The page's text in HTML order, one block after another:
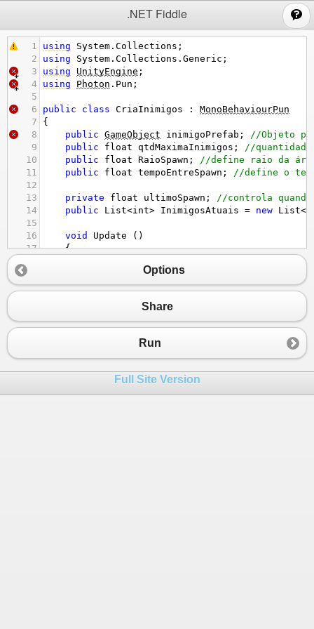
.NET Fiddle
1 using System . Collections ;
2
using System . Collections . Generic ;
3
using UnityEngine ;
4
using Photon . Pun ;
5
6
public class CriaInimigos : MonoBehaviourPun
7
{
8
public GameObject inimigoPrefab ;
//Objeto
9
public float qtdMaximaInimigos ;
//
10
public float RaioSpawn ;
//define raio da
11
public float tempoEntreSpawn ;
//define o
12
13
private float ultimoSpawn ;
//controla
14
public List<int> InimigosAtuais = new List<
15
16
void Update ()
17
    {
19
return;
20
23
ultimoSpawn = Time.time;
CriaInimigo
26
    }
Options
Share
Run
Full Site Version